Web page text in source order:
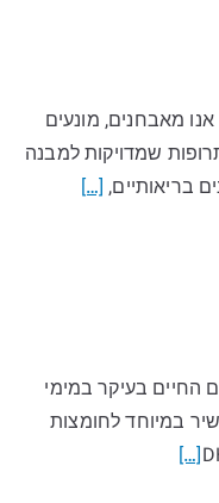
מאבחנים, מונעים
שמדויקות למבנה
בריאותיים, […]
החיים בעיקר במימי
במיוחד לחומצות
[…]